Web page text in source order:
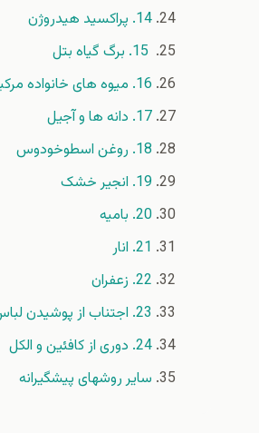
14. پراکسید هیدروژن
16. میوه های خانواده مرکبات
17. دانه ها و آجیل
18. روغن اسطوخودوس
19. انجیر خشک
20. بامیه
21. انار
22. زعفران
23. اجتناب از پوشیدن لباس های تنگ
24. دوری از کافئین و الکل
سایر روشهای پیشگیرانه